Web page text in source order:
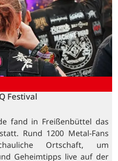
Festival
fand in Freißenbüttel das
Rund 1200 Metal-Fans
Ortschaft, um
Geheimtipps live auf der